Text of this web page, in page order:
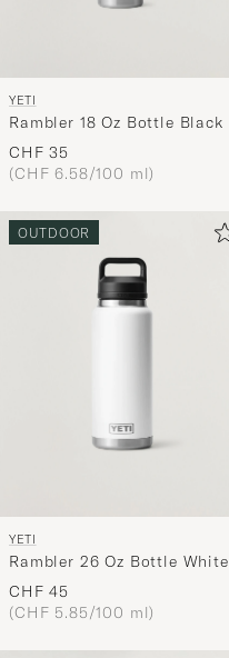
YETI
Rambler 18 Oz Bottle Black
CHF 35
(CHF 6.58/100 ml)
OUTDOOR
YETI
Rambler 26 Oz Bottle White
CHF 45
(CHF 5.85/100 ml)